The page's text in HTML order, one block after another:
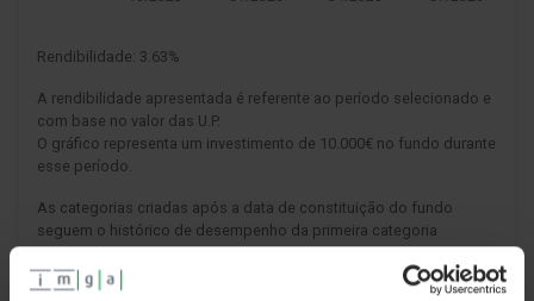
Rendibilidade: 3.63%
A rendibilidade apresentada é referente ao período selecionado e
com base no valor das U.P.
O gráfico representa um investimento de 10.000€ no fundo durante
esse período.
As categorias criadas após a data de constituição do fundo
seguem o histórico de desempenho da primeira categoria
constituída.